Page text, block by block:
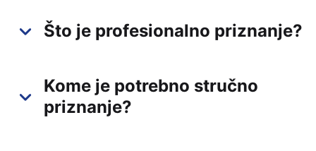
Što je profesionalno priznanje?
Kome je potrebno stručno
priznanje?